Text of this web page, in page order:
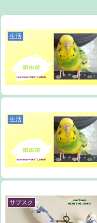
生活
生活
サブスク